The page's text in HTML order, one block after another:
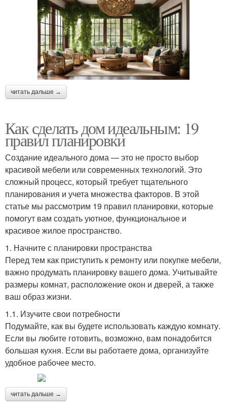
читать дальше →
Как сделать дом идеальным: 19
правил планировки
Создание идеального дома — это не просто выбор
красивой мебели или современных технологий. Это
сложный процесс, который требует тщательного
планирования и учета множества факторов. В этой
статье мы рассмотрим 19 правил планировки, которые
помогут вам создать уютное, функциональное и
красивое жилое пространство.
1. Начните с планировки пространства
Перед тем как приступить к ремонту или покупке мебели,
важно продумать планировку вашего дома. Учитывайте
размеры комнат, расположение окон и дверей, а также
ваш образ жизни.
1.1. Изучите свои потребности
Подумайте, как вы будете использовать каждую комнату.
Если вы любите готовить, возможно, вам понадобится
большая кухня. Если вы работаете дома, организуйте
удобное рабочее место.
читать дальше →